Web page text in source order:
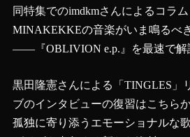
同特集でのimdkmさんによるコラ
MINAKEKKEの音楽がいま鳴るべ
――『OBLIVION e.p.』を最速で解
黒田隆憲さんによる「TINGLES」
ブのインタビューの復習はこちらか
孤独に寄り添うエモーショナルな